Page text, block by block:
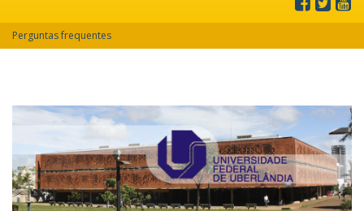
Perguntas frequentes